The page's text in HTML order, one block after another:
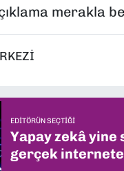
merakla
EDITÖRÜN SEÇTIĞI
Yapay zekâ yine
gerçek internete